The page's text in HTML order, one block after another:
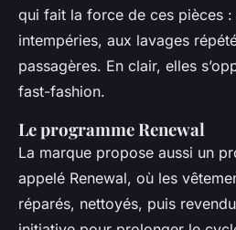
qui fait la force de ces pièces :
intempéries, aux lavages
passagères. En clair, elles
fast-fashion.
Le programme Renewal
La marque propose aussi un
appelé Renewal, où les
réparés, nettoyés, puis